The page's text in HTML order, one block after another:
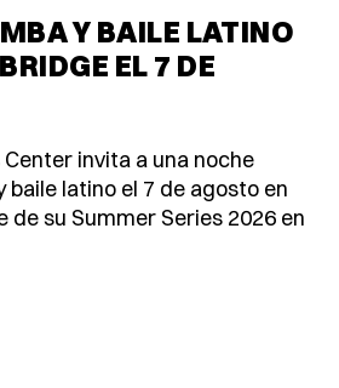
Y BAILE LATINO
EL 7 DE
invita a una noche
latino el 7 de agosto en
de su Summer Series 2026 en